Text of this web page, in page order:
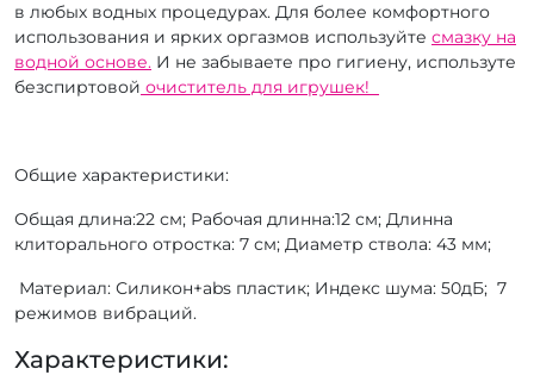
в любых водных процедурах. Для более комфортного
использования и ярких оргазмов используйте смазку на
водной основе. И не забываете про гигиену, используте
безспиртовой очиститель для игрушек!
Общие характеристики:
Общая длина:22 см; Рабочая длинна:12 см; Длинна
клиторального отростка: 7 см; Диаметр ствола: 43 мм;
Материал: Силикон+abs пластик; Индекс шума: 50дБ; 7
режимов вибраций.
Характеристики: